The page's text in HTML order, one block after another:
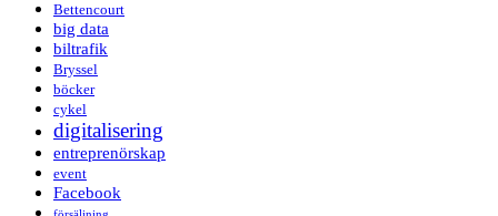
Bettencourt
big data
biltrafik
Bryssel
böcker
cykel
digitalisering
entreprenörskap
event
Facebook